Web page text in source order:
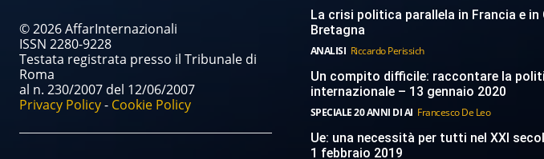
© 2026 AffarInternazionali
ISSN 2280-9228
Testata registrata presso il Tribunale di
Roma
al n. 230/2007 del 12/06/2007
Privacy Policy- Cookie Policy
La crisi politica parallela in Francia e in
Bretagna
ANALISI Riccardo Perissich
Un compito difficile: raccontare la
internazionale – 13 gennaio 2020
SPECIALE 20 ANNI DI AI Francesco De Leo
Ue: una necessità per tutti nel XXI
1 febbraio 2019